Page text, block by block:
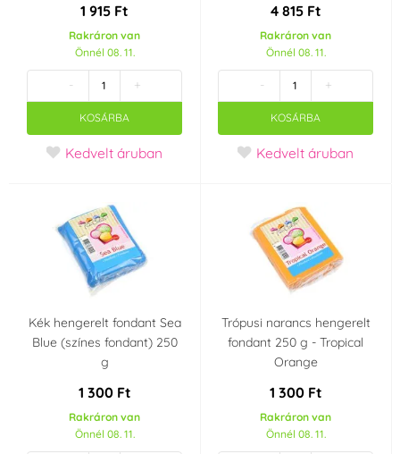
1 915 Ft
Rakráron van
Önnél 08. 11.
- +
KOSÁRBA
Kedvelt áruban
4 815 Ft
Rakráron van
Önnél 08. 11.
- +
KOSÁRBA
Kedvelt áruban
Kék hengerelt fondant Sea
Blue (színes fondant) 250
g
1 300 Ft
Rakráron van
Önnél 08. 11.
Trópusi narancs hengerelt
fondant 250 g - Tropical
Orange
1 300 Ft
Rakráron van
Önnél 08. 11.